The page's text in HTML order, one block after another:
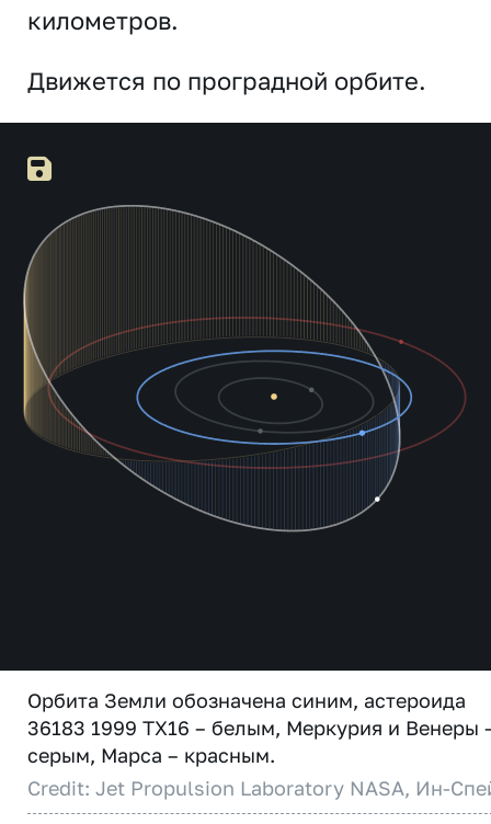
километров.
Движется по проградной орбите.
Орбита Земли обозначена синим, астероида
36183 1999 TX16 – белым, Меркурия и Венеры
серым, Марса – красным.
Credit: Jet Propulsion Laboratory NASA, Ин-